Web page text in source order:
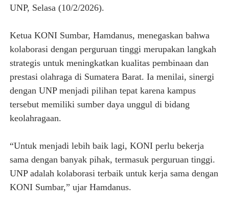
UNP, Selasa (10/2/2026).
Ketua KONI Sumbar, Hamdanus, menegaskan bahwa
kolaborasi dengan perguruan tinggi merupakan langkah
strategis untuk meningkatkan kualitas pembinaan dan
prestasi olahraga di Sumatera Barat. Ia menilai, sinergi
dengan UNP menjadi pilihan tepat karena kampus
tersebut memiliki sumber daya unggul di bidang
keolahragaan.
“Untuk menjadi lebih baik lagi, KONI perlu bekerja
sama dengan banyak pihak, termasuk perguruan tinggi.
UNP adalah kolaborasi terbaik untuk kerja sama dengan
KONI Sumbar,” ujar Hamdanus.